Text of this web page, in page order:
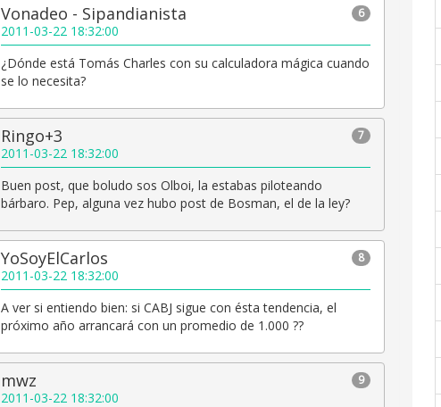
6
Vonadeo - Sipandianista
2011-03-22 18:32:00
¿Dónde está Tomás Charles con su calculadora mágica cuando
se lo necesita?
7
Ringo+3
2011-03-22 18:32:00
Buen post, que boludo sos Olboi, la estabas piloteando
bárbaro. Pep, alguna vez hubo post de Bosman, el de la ley?
8
YoSoyElCarlos
2011-03-22 18:32:00
A ver si entiendo bien: si CABJ sigue con ésta tendencia, el
próximo año arrancará con un promedio de 1.000 ??
9
mwz
2011-03-22 18:32:00